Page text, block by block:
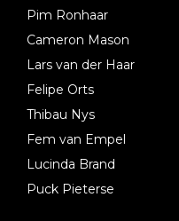
Pim Ronhaar
Cameron Mason
Lars van der Haar
Felipe Orts
Thibau Nys
Fem van Empel
Lucinda Brand
Puck Pieterse